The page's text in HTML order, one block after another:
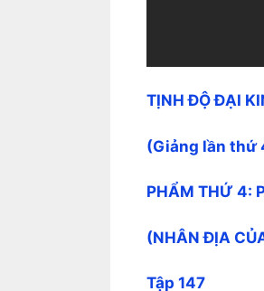
TỊNH ĐỘ ĐẠI
(Giảng lần thứ
PHẨM THỨ 4:
(NHÂN ĐỊA
Tập 147